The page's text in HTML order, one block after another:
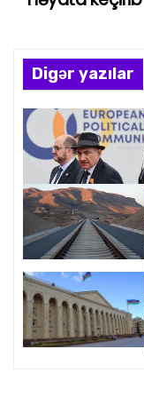
n
a
v
i
q
a
s
i
Digər yazılar